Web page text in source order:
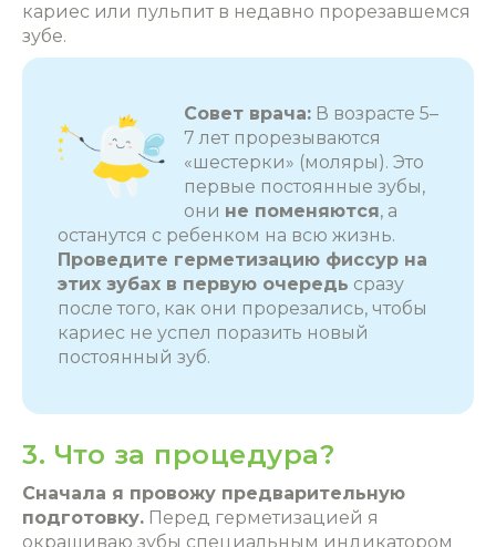
кариес или пульпит в недавно прорезавшемся
зубе.
Совет врача: В возрасте 5–
7 лет прорезываются
«шестерки» (моляры). Это
первые постоянные зубы,
они не поменяются, а
останутся с ребенком на всю жизнь.
Проведите герметизацию фиссур на
этих зубах в первую очередь сразу
после того, как они прорезались, чтобы
кариес не успел поразить новый‎
постоянный зуб.
3. Что за процедура?
Сначала я провожу предварительную
подготовку. Перед герметизацией я
окрашиваю зубы специальным индикатором